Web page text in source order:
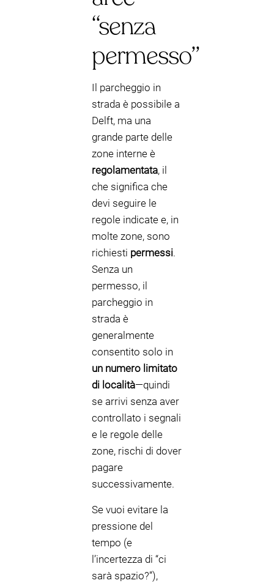
“senza
permesso”
Il parcheggio in
strada è possibile a
Delft, ma una
grande parte delle
zone interne è
regolamentata, il
che significa che
devi seguire le
regole indicate e, in
molte zone, sono
richiesti permessi.
Senza un
permesso, il
parcheggio in
strada è
generalmente
consentito solo in
un numero limitato
di località—quindi
se arrivi senza aver
controllato i segnali
e le regole delle
zone, rischi di dover
pagare
successivamente.
Se vuoi evitare la
pressione del
tempo (e
l’incertezza di “ci
sarà spazio?”),